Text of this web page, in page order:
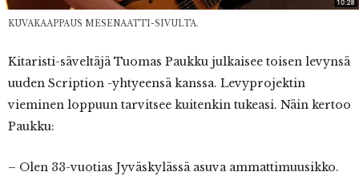
KUVAKAAPPAUS MESENAATTI-SIVULTA.
Kitaristi-säveltäjä Tuomas Paukku julkaisee toisen levynsä
uuden Scription -yhtyeensä kanssa. Levyprojektin
vieminen loppuun tarvitsee kuitenkin tukeasi. Näin kertoo
Paukku:
– Olen 33-vuotias Jyväskylässä asuva ammattimuusikko.